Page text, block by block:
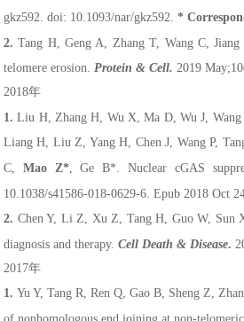
gkz592. doi: 10.1093/nar/gkz592. *
2.Tang H, Geng A, Zhang T, Wang C, Jiang
telomere erosion. Protein & Cell. 2019
2018年
1. Liu H, Zhang H, Wu X, Ma D, Wu J, Wang
Liang H, Liu Z, Yang H, Chen J, Wang P,
C, Mao Z*, Ge B*. Nuclear cGAS
10.1038/s41586-018-0629-6. Epub 2018 Oct
2. Chen Y, Li Z, Xu Z, Tang H, Guo W, Sun
diagnosis and therapy. Cell Death & Disease.
2017年
1.Yu Y, Tang R, Ren Q, Gao B, Sheng Z,